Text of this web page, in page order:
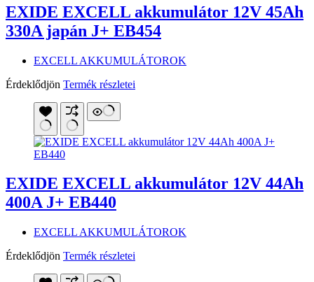
EXIDE EXCELL akkumulátor 12V 45Ah
330A japán J+ EB454
EXCELL AKKUMULÁTOROK
Érdeklődjön Termék részletei
EXIDE EXCELL akkumulátor 12V 44Ah
400A J+ EB440
EXCELL AKKUMULÁTOROK
Érdeklődjön Termék részletei